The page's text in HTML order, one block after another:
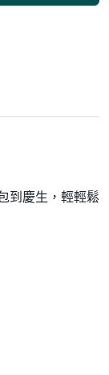
到慶生，輕輕鬆